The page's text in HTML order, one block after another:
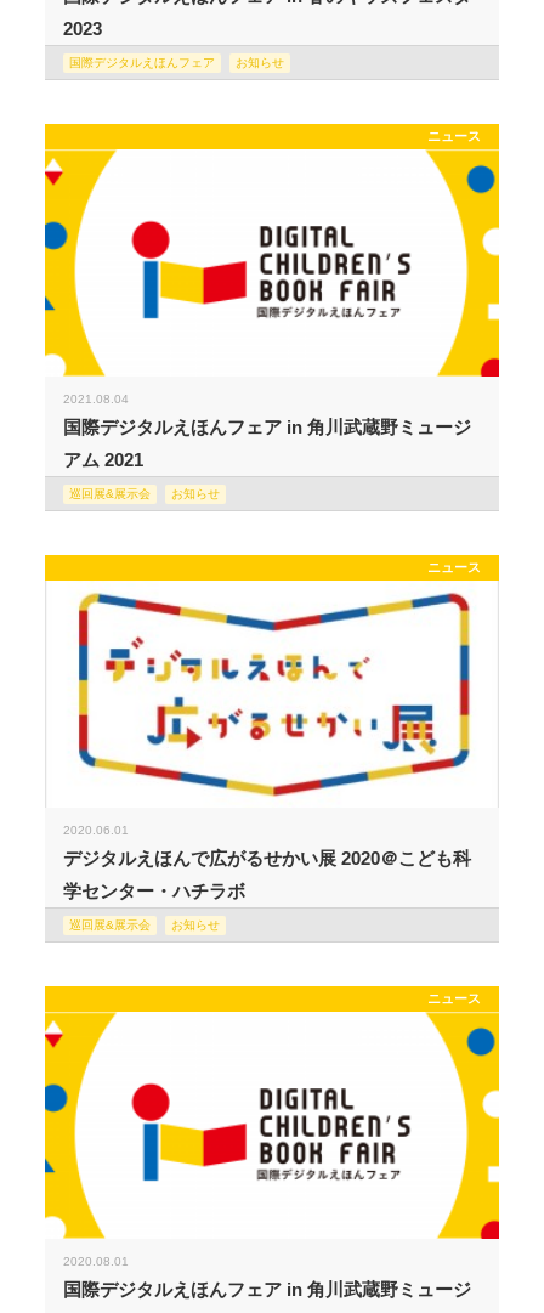
2023
国際デジタルえほんフェア お知らせ
ニュース
2021.08.04
国際デジタルえほんフェア in 角川武蔵野ミュージ
アム 2021
巡回展&展示会 お知らせ
ニュース
2020.06.01
デジタルえほんで広がるせかい展 2020＠こども科
学センター・ハチラボ
巡回展&展示会 お知らせ
ニュース
2020.08.01
国際デジタルえほんフェア in 角川武蔵野ミュージ